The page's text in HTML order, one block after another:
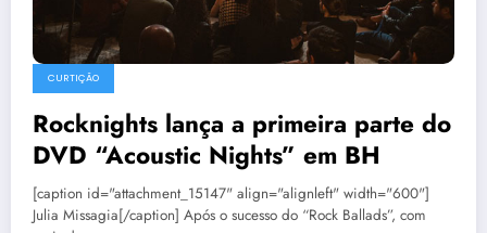
CURTIÇÃO
Rocknights lança a primeira parte do
DVD “Acoustic Nights” em BH
[caption id="attachment_15147" align="alignleft" width="600"]
Julia Missagia[/caption] Após o sucesso do “Rock Ballads”, com